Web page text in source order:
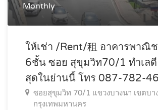
Monthly
ให้เช่า /Rent/租 อาคารพาณิ
6ชั้น ซอย สุขุมวิท70/1 ทำเลดี
สุดในย่านนี้ โทร 087-782-
ซอยสุขุมวิท 70/1 แขวงบางนา เขตบา
กรุงเทพมหานคร